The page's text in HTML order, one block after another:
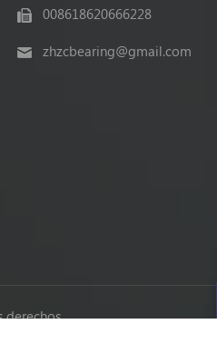
008618620666228
zhzcbearing@gmail.com
derechos.